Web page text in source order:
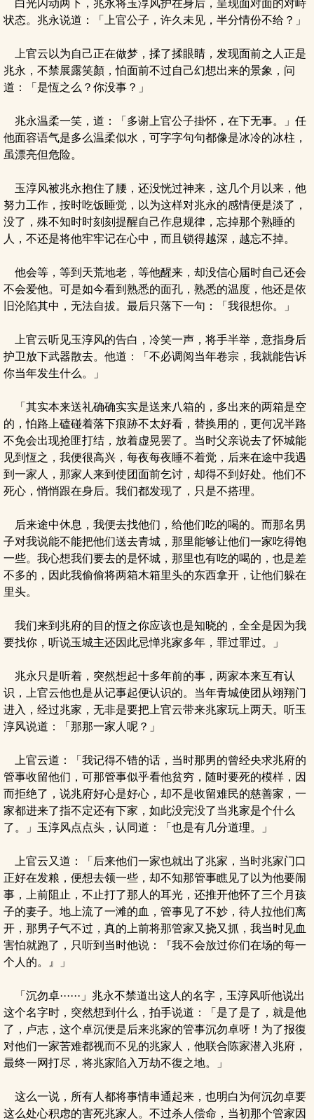
白光闪动两下，兆永将玉淳风护在身后，呈现面对面的对峙
状态。兆永说道：「上官公子，许久未见，半分情份不给？」
上官云以为自己正在做梦，揉了揉眼睛，发现面前之人正是
兆永，不禁展露笑顏，怕面前不过自己幻想出来的景象，问
道：「是恆之么？你没事？」
兆永温柔一笑，道：「多谢上官公子掛怀，在下无事。」任
他面容语气是多么温柔似水，可字字句句都像是冰冷的冰柱，
虽漂亮但危险。
玉淳风被兆永抱住了腰，还没恍过神来，这几个月以来，他
努力工作，按时吃饭睡觉，以为这样对兆永的感情便是淡了，
没了，殊不知时时刻刻提醒自己作息规律，忘掉那个熟睡的
人，不还是将他牢牢记在心中，而且锁得越深，越忘不掉。
他会等，等到天荒地老，等他醒来，却没信心届时自己还会
不会爱他。可是如今看到熟悉的面孔，熟悉的温度，他还是依
旧沦陷其中，无法自拔。最后只落下一句：「我很想你。」
上官云听见玉淳风的告白，冷笑一声，将手半举，意指身后
护卫放下武器散去。他道：「不必调阅当年卷宗，我就能告诉
你当年发生什么。」
「其实本来送礼确确实实是送来八箱的，多出来的两箱是空
的，怕路上磕碰着落下痕跡不太好看，替换用的，更何况半路
不免会出现抢匪打结，放着虚晃罢了。当时父亲说去了怀城能
见到恆之，我便很高兴，每夜每夜睡不着觉，后来在途中我遇
到一家人，那家人来到使团面前乞讨，却得不到好处。他们不
死心，悄悄跟在身后。我们都发现了，只是不搭理。
后来途中休息，我便去找他们，给他们吃的喝的。而那名男
子对我说能不能把他们送去青城，那里能够让他们一家吃得饱
一些。我心想我们要去的是怀城，那里也有吃的喝的，也是差
不多的，因此我偷偷将两箱木箱里头的东西拿开，让他们躲在
里头。
我们来到兆府的目的恆之你应该也是知晓的，全全是因为我
要找你，听说玉城主还因此忌惮兆家多年，罪过罪过。」
兆永只是听着，突然想起十多年前的事，两家本来互有认
识，上官云他也是从记事起便认识的。当年青城使团从翊翔门
进入，经过兆家，无非是要把上官云带来兆家玩上两天。听玉
淳风说道：「那那一家人呢？」
上官云道：「我记得不错的话，当时那男的曾经央求兆府的
管事收留他们，可那管事似乎看他贫穷，随时要死的模样，因
而拒绝了，说兆府好心是好心，却不是收留难民的慈善家，一
家都进来了指不定还有下家，如此没完没了当兆家是个什么
了。」玉淳风点点头，认同道：「也是有几分道理。」
上官云又道：「后来他们一家也就出了兆家，当时兆家门口
正好在发粮，便想去领一些，却不知那管事瞧见了以为他要闹
事，上前阻止，不止打了那人的耳光，还推开他怀了三个月孩
子的妻子。地上流了一滩的血，管事见了不妙，待人拉他们离
开，那男子气不过，真的上前将那管家又挠又抓，我当时见血
害怕就跑了，只听到当时他说：『我不会放过你们在场的每一
个人的。』」
「沉勿卓······」兆永不禁道出这人的名字，玉淳风听他说出
这个名字时，突然想到什么，拍手说道：「是了是了，就是他
了，卢志，这个卓沉便是后来兆家的管事沉勿卓呀！为了报復
对他们一家苦难都视而不见的兆家人，他联合陈家潜入兆府，
最终一网打尽，将兆家陷入万劫不復之地。」
这么一说，所有人都将事情串通起来，也明白为何沉勿卓要
这么处心积虑的害死兆家人。不过杀人偿命，当初那个管家因